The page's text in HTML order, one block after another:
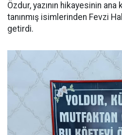
Özdur, yazının hikayesinin ana
tanınmış isimlerinden Fevzi
getirdi.